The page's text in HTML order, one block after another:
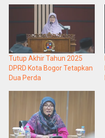
Tutup Akhir Tahun 2025
DPRD Kota Bogor Tetapkan
Dua Perda